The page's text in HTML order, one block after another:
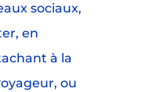
sociaux,
en
à la
ou